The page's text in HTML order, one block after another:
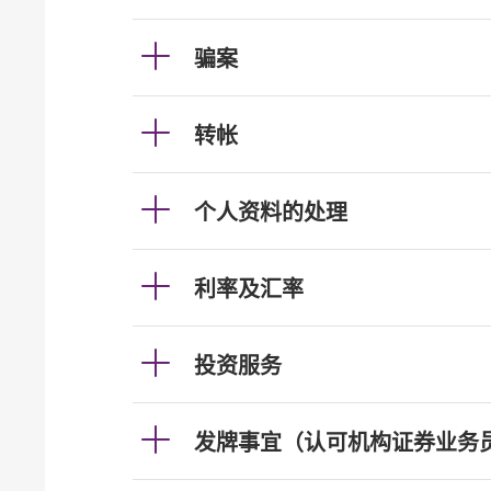
骗案
转帐
个人资料的处理
利率及汇率
投资服务
发牌事宜（认可机构证券业务